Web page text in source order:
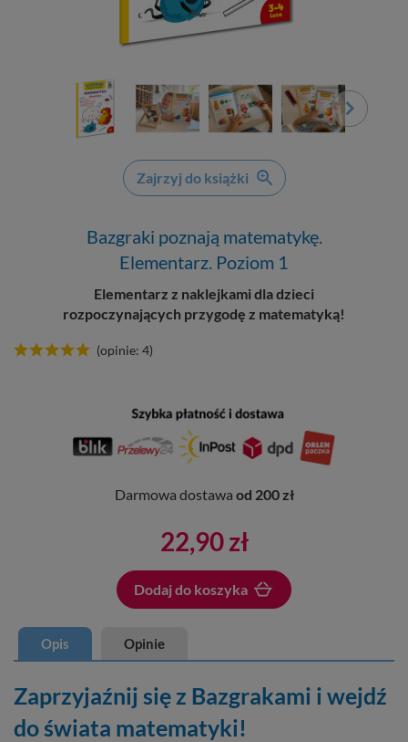
Zajrzyj do książki
Bazgraki poznają matematykę.
Elementarz. Poziom 1
Elementarz z naklejkami dla dzieci
rozpoczynających przygodę z matematyką!
(opinie: 4)
Darmowa dostawa od 200 zł
22,90 zł
Dodaj do koszyka
Opis Opinie
Zaprzyjaźnij się z Bazgrakami i wejdź
do świata matematyki!